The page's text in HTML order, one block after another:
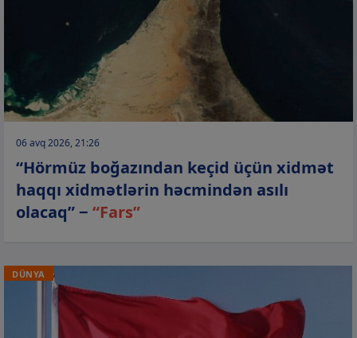
06 avq 2026, 21:26
“Hörmüz boğazından keçid üçün xidmət
haqqı xidmətlərin həcmindən asılı
olacaq” − “Fars”
DÜNYA